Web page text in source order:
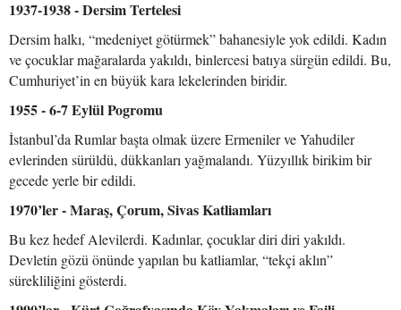
1937-1938 - Dersim Tertelesi
Dersim halkı, “medeniyet götürmek” bahanesiyle yok edildi. Kadın
ve çocuklar mağaralarda yakıldı, binlercesi batıya sürgün edildi. Bu,
Cumhuriyet’in en büyük kara lekelerinden biridir.
1955 - 6-7 Eylül Pogromu
İstanbul’da Rumlar başta olmak üzere Ermeniler ve Yahudiler
evlerinden sürüldü, dükkanları yağmalandı. Yüzyıllık birikim bir
gecede yerle bir edildi.
1970’ler - Maraş, Çorum, Sivas Katliamları
Bu kez hedef Alevilerdi. Kadınlar, çocuklar diri diri yakıldı.
Devletin gözü önünde yapılan bu katliamlar, “tekçi aklın”
sürekliliğini gösterdi.